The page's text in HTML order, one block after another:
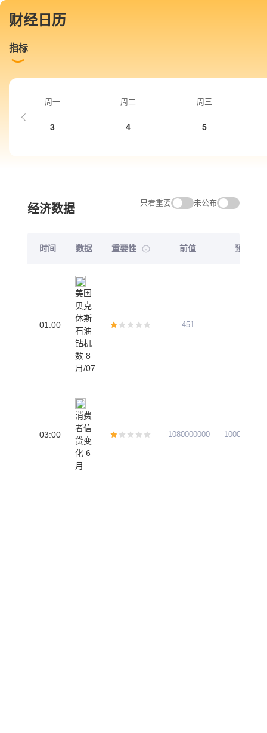
财经日历
指标
周一
3
周二
4
周三
5
经济数据 只看重要 未公布
时间 数据 重要性 前值 预测值
01:00
美国
贝克
休斯
石油
钻机
数 8
月/07
451
03:00
消费
者信
贷变
化 6
月
-1080000000